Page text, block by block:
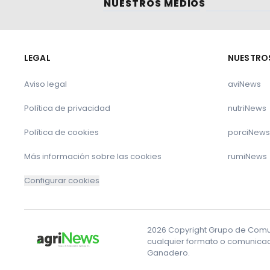
NUESTROS MEDIOS
LEGAL
Aviso legal
Política de privacidad
Política de cookies
Más información sobre las cookies
Configurar cookies
aviNews
nutriNews
porciNews
rumiNews
2026 Copyright Grupo de
cualquier formato o
Ganadero.